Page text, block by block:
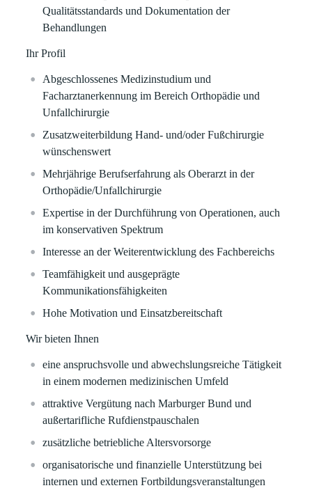
Qualitätsstandards und Dokumentation der
Behandlungen
Ihr Profil
Abgeschlossenes Medizinstudium und
Facharztanerkennung im Bereich Orthopädie und
Unfallchirurgie
Zusatzweiterbildung Hand- und/oder Fußchirurgie
wünschenswert
Mehrjährige Berufserfahrung als Oberarzt in der
Orthopädie/Unfallchirurgie
Expertise in der Durchführung von Operationen, auch
im konservativen Spektrum
Interesse an der Weiterentwicklung des Fachbereichs
Teamfähigkeit und ausgeprägte
Kommunikationsfähigkeiten
Hohe Motivation und Einsatzbereitschaft
Wir bieten Ihnen
eine anspruchsvolle und abwechslungsreiche Tätigkeit
in einem modernen medizinischen Umfeld
attraktive Vergütung nach Marburger Bund und
außertarifliche Rufdienstpauschalen
zusätzliche betriebliche Altersvorsorge
organisatorische und finanzielle Unterstützung bei
internen und externen Fortbildungsveranstaltungen